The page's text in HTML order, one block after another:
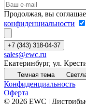
Продолжая, вы
конфиденциальности
+7 (343) 318-04-37
sales@ewc.ru
Екатеринбург, ул.
Темная тема
Конфиденциальность
Оферта
© 2026 EWC |